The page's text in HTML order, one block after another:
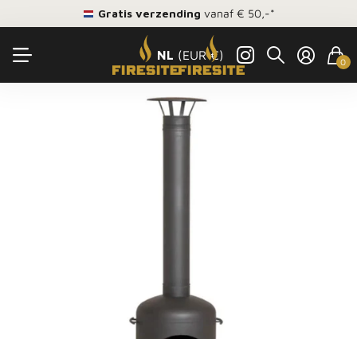
Gratis verzending vanaf € 50,-*
NL (EUR €) 0